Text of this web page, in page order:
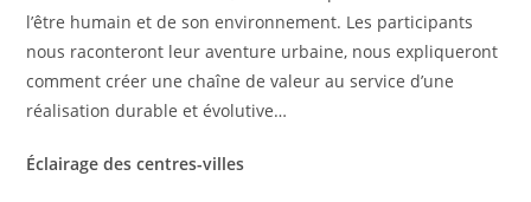
l’être humain et de son environnement. Les participants
nous raconteront leur aventure urbaine, nous expliqueront
comment créer une chaîne de valeur au service d’une
réalisation durable et évolutive…
Éclairage des centres-villes